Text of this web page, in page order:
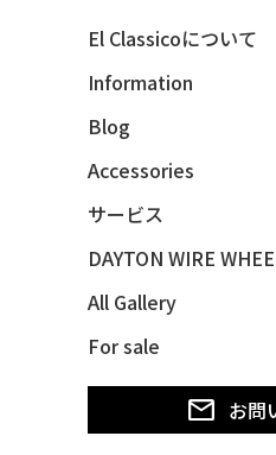
47 CHEVY FLEETMASTER
48 CHEVY 3100 *Q-CHINCO
48 CHEVY FLEET AEROSEDAN
48 CHEVY FLEETMASTER
49 MERCURY *MERC9*
50 CHEVY STYLE-
50 CHEVY SUBURBAN
El Classicoについて
Information
Blog
Accessories
サービス
DAYTON WIRE
All Gallery
For sale
お問